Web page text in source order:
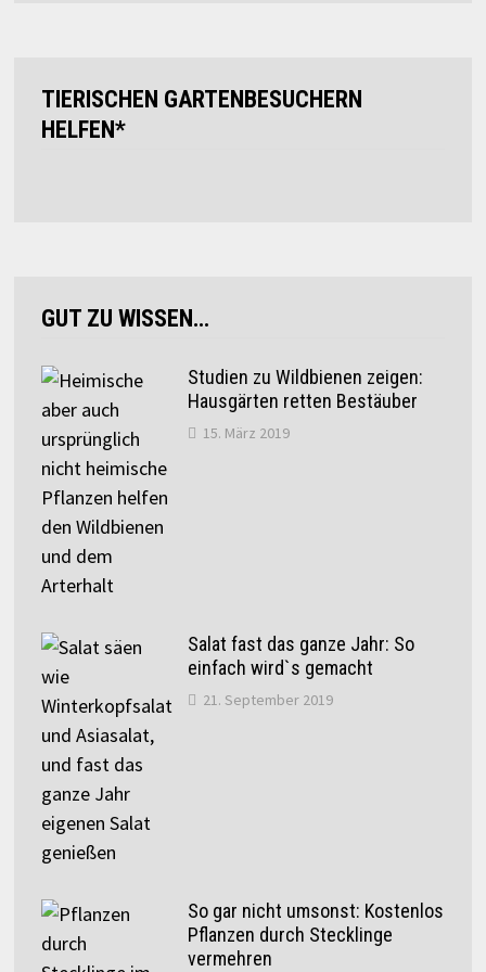
TIERISCHEN GARTENBESUCHERN
HELFEN*
GUT ZU WISSEN…
Studien zu Wildbienen zeigen:
Hausgärten retten Bestäuber
15. März 2019
Salat fast das ganze Jahr: So
einfach wird`s gemacht
21. September 2019
So gar nicht umsonst: Kostenlos
Pflanzen durch Stecklinge
vermehren